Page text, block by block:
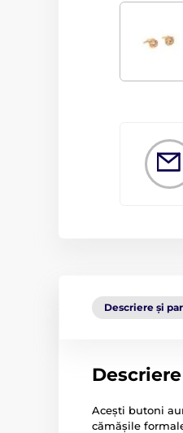
Descriere și
Acești butoni
cămășile